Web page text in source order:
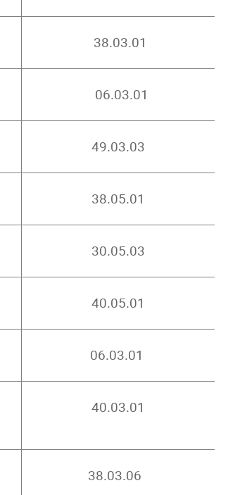
38.03.01
06.03.01
49.03.03
38.05.01
30.05.03
40.05.01
06.03.01
40.03.01
38.03.06